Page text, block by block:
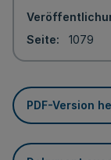
Seite
1079
PDF-Version